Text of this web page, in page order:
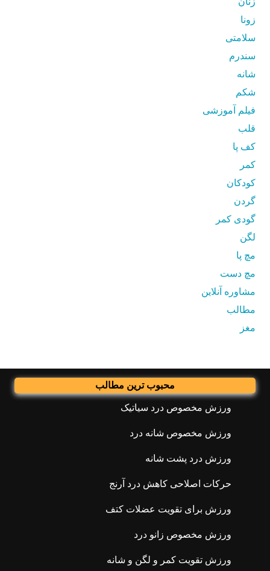
زونا
سلامتی
سندرم
شانه
شکم
فیلم آموزشی
قلب
کف پا
کمر
کودکان
گردن
گودی کمر
لگن
مچ پا
مچ دست
مشاوره آنلاین
مطالب
مغز
محبوب ترین مطالب
ورزش مخصوص درد سیاتیک
ورزش مخصوص شانه درد
ورزش درد پشت شانه
حرکات اصلاحی کاهش درد آرنج
ورزش برای تقویت عضلات کتف
ورزش مخصوص زانو درد
ورزش تقویت کمر و لگن و شانه